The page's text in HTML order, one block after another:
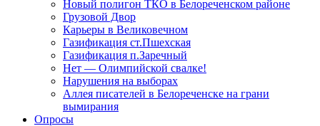
Новый полигон ТКО в Белореченском районе
Грузовой Двор
Карьеры в Великовечном
Газификация ст.Пшехская
Газификация п.Заречный
Нет — Олимпийской свалке!
Нарушения на выборах
Аллея писателей в Белореченске на грани
вымирания
Опросы